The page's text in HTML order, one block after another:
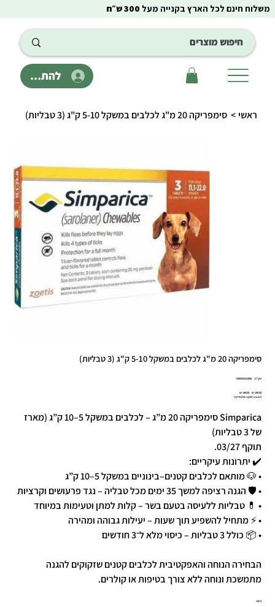
להתחבר
משלוח חינם לכל הארץ בקנייה מעל 300 ש״ח
ראשי > סימפריקה 20 מ"ג לכלבים במשקל 5-10 ק"ג (3 טבליות)
סימפריקה 20 מ"ג לכלבים במשקל 5-10 ק"ג (3 טבליות)
מק"ט:
מק"ט
7290015513456
מחיר
מקורי
‏180.00 ‏₪
מחיר
מבצע
‏144.00 ‏₪
מבצע השקה סימפריקה
Simparica סימפריקה 20 מ”ג – לכלבים במשקל 5–10 ק”ג (מארז
של 3 טבליות)
תוקף 03/27.
✔️ יתרונות עיקריים:
• 🐶 מותאם לכלבים קטנים–בינוניים במשקל 5–10 ק”ג
• 🛡️ הגנה רציפה למשך 35 ימים מכל טבליה – נגד פרעושים וקרציות
• 💊 טבליות ללעיסה בטעם בשר – קלות למתן וטעימות במיוחד
• ⚡ מתחיל להשפיע תוך שעות – יעילות גבוהה ומהירה
• 📦 כולל 3 טבליות – כיסוי מלא ל־3 חודשים
הבחירה הנוחה והאפקטיבית לכלבים קטנים שזקוקים להגנה
מתמשכת ונוחה ללא צורך בטיפות או קולרים.
כמות